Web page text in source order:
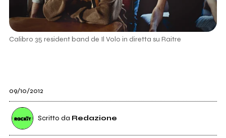
Calibro 35 resident band de Il Volo in diretta su Raitre
09/10/2012
Scritto da Redazione